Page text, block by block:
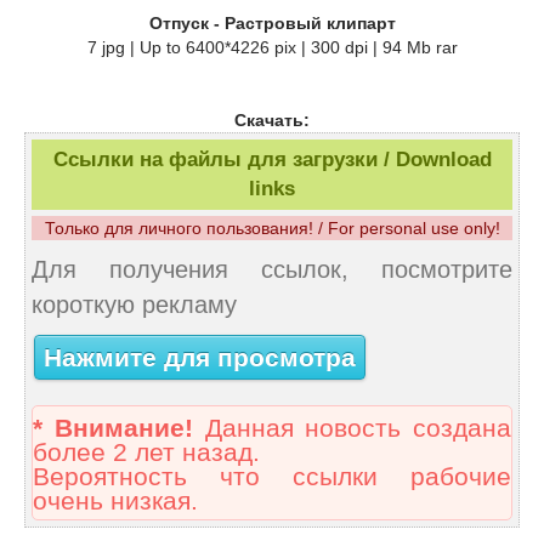
Отпуск - Растровый клипарт
7 jpg | Up to 6400*4226 pix | 300 dpi | 94 Mb rar
Скачать:
Ссылки на файлы для загрузки / Download
links
Только для личного пользования! / For personal use only!
Для получения ссылок, посмотрите
короткую рекламу
Нажмите для просмотра
* Внимание! Данная новость создана
более 2 лет назад.
Вероятность что ссылки рабочие
очень низкая.